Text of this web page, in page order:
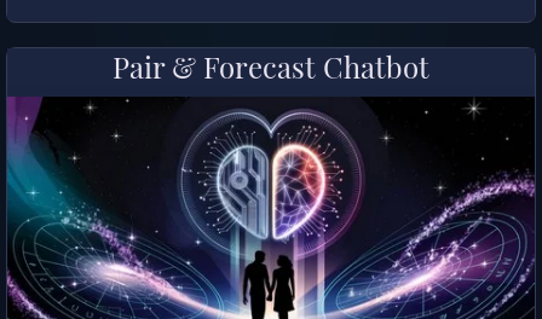
Pair & Forecast Chatbot